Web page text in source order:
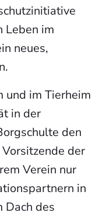
Leben im
neues,
und im Tierheim
in der
den
der
Verein nur
in
Dach des